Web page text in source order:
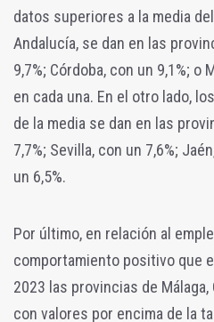
datos superiores a la media
Andalucía, se dan en las
9,7%; Córdoba, con un 9,1%; o
en cada una. En el otro lado,
de la media se dan en las
7,7%; Sevilla, con un 7,6%;
un 6,5%.
Por último, en relación al
comportamiento positivo que
2023 las provincias de Málaga,
con valores por encima de la